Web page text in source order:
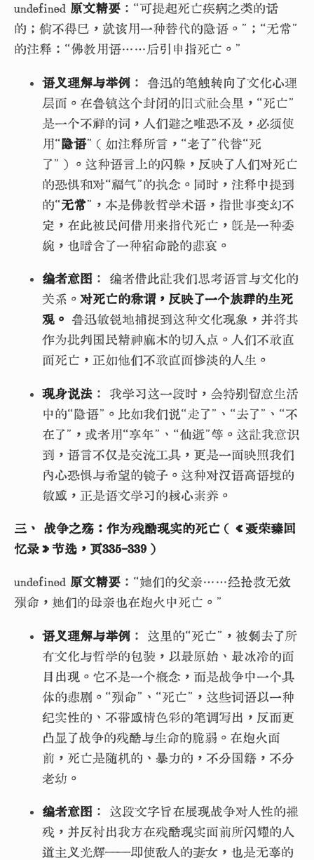
undefined 原文精要 ：“可提起死亡疾病之类的话
的；倘不得已，就该用一种替代的隐语。”；“无常”
的注释：“佛教用语……后引申指死亡。”
语义理解与举例 ： 鲁迅的笔触转向了文化心理
层面。在鲁镇这个封闭的旧式社会里，“死亡”
是一个不祥的词，人们避之唯恐不及，必须使
用“隐语”（如注释所言，“老了”代替“死
了”）。这种语言上的闪躲，反映了人们对死亡
的恐惧和对“福气”的执念。同时，注释中提到
的“无常”，本是佛教哲学术语，指世事变幻不
定，在此被民间借用来指代死亡，既是一种委
婉，也暗含了一种宿命论的悲哀。
编者意图 ： 编者借此让我们思考语言与文化的
关系。 对死亡的称谓，反映了一个族群的生死
观。
鲁迅敏锐地捕捉到这种文化现象，并将其
作为批判国民精神麻木的切入点。人们不敢直
面死亡，正如他们不敢直面惨淡的人生。
现身说法 ： 我学习这一段时，会特别留意生活
中的“隐语”。比如我们说“走了”、“去了”、“不
在了”，或者用“享年”、“仙逝”等。这让我意识
到，语言不仅是交流工具，更是一面映照我们
内心恐惧与希望的镜子。这种对汉语高语境的
敏感，正是语文学习的核心素养。
三、 战争之殇：作为残酷现实的死亡（《聂荣臻回
忆录》节选，页335-339）
undefined 原文精要 ：“她们的父亲……经抢救无效
殒命，她们的母亲也在炮火中死亡。”
语义理解与举例 ： 这里的“死亡”，被剥去了所
有文化与哲学的包装，以最原始、最冰冷的面
目出现。它不是一个概念，而是战争中一个具
体的悲剧。“殒命”、“死亡”，这些词语以一种
纪实性的、不带感情色彩的笔调写出，反而更
凸显了战争的残酷与生命的脆弱。在炮火面
前，死亡是随机的、暴力的，不分国籍，不分
老幼。
编者意图 ： 这段文字旨在展现战争对人性的摧
残，并反衬出我方在残酷现实面前所闪耀的人
道主义光辉——即使敌人的妻女，也是无辜的